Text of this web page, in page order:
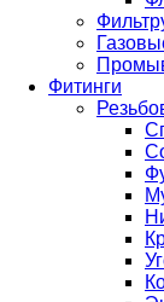
Фитинги